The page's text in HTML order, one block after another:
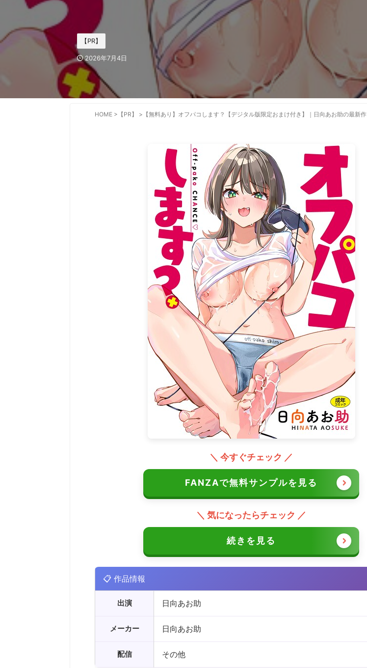
【PR】
2026年7月4日
HOME > 【PR】 > 【無料あり】オフパコします？【デジタル版限定おまけ付き】｜日向あお助の最新作
＼ 今すぐチェック ／
FANZAで無料サンプルを見る
＼ 気になったらチェック ／
続きを見る
📋 作品情報
出演 日向あお助
メーカー 日向あお助
配信 その他